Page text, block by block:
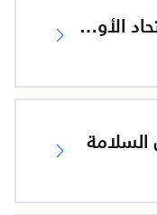
إعلان المطابقة للاتحاد الأوروبي